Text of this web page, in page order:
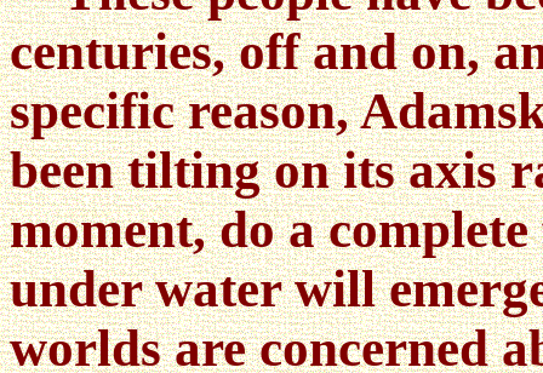
centuries, off and on,
specific reason,
been tilting on its axis
moment, do a
under water will
worlds are concerned